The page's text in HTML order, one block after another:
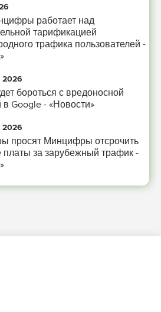
работает над
тарификацией
трафика пользователей -
2026
бороться с вредоносной
Google - «Новости»
2026
просят Минцифры отсрочить
платы за зарубежный трафик -